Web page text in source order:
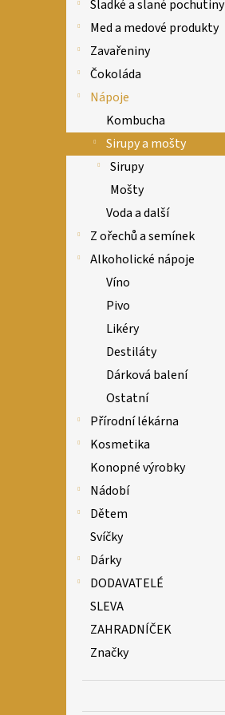
Sladké a slané pochutiny
Med a medové produkty
Zavařeniny
Čokoláda
Nápoje
Kombucha
Sirupy a mošty
Sirupy
Mošty
Voda a další
Z ořechů a semínek
Alkoholické nápoje
Víno
Pivo
Likéry
Destiláty
Dárková balení
Ostatní
Přírodní lékárna
Kosmetika
Konopné výrobky
Nádobí
Dětem
Svíčky
Dárky
DODAVATELÉ
SLEVA
ZAHRADNÍČEK
Značky